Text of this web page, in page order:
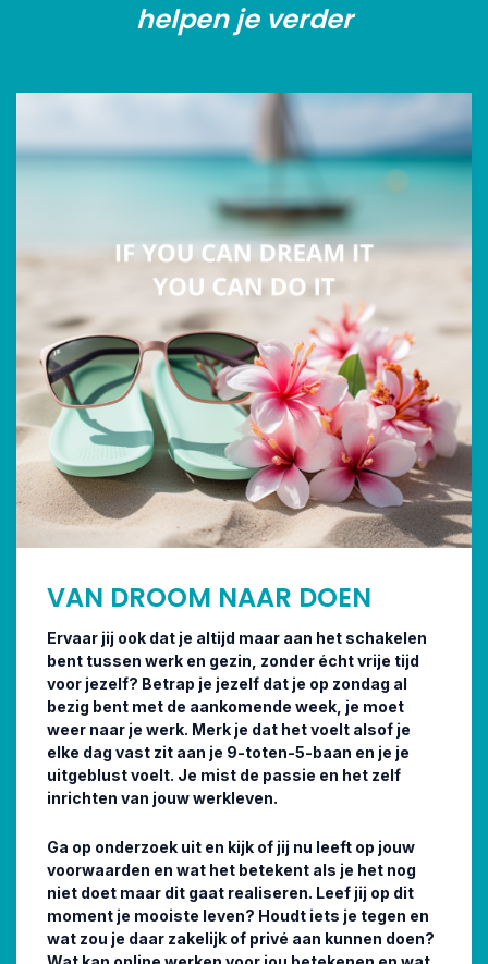
helpen je verder
VAN DROOM NAAR DOEN
Ervaar jij ook dat je altijd maar aan het schakelen
bent tussen werk en gezin, zonder écht vrije tijd
voor jezelf? Betrap je jezelf dat je op zondag al
bezig bent met de aankomende week, je moet
weer naar je werk. Merk je dat het voelt alsof je
elke dag vast zit aan je 9-toten-5-baan en je je
uitgeblust voelt. Je mist de passie en het zelf
inrichten van jouw werkleven.
Ga op onderzoek uit en kijk of jij nu leeft op jouw
voorwaarden en wat het betekent als je het nog
niet doet maar dit gaat realiseren. Leef jij op dit
moment je mooiste leven? Houdt iets je tegen en
wat zou je daar zakelijk of privé aan kunnen doen?